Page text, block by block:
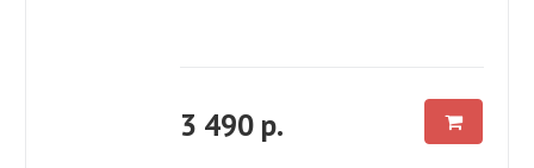
3 490 р.